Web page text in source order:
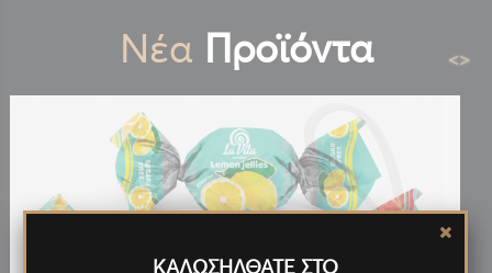
Νέα Προϊόντα <>
ΚΑΛΩΣΗΛΘΑΤΕ ΣΤΟ